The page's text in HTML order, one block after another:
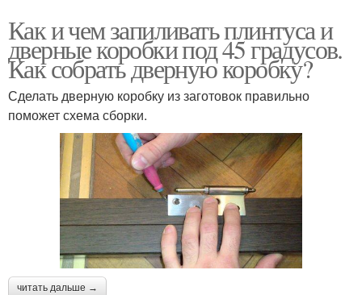
Как и чем запиливать плинтуса и
дверные коробки под 45 градусов.
Как собрать дверную коробку?
Сделать дверную коробку из заготовок правильно
поможет схема сборки.
читать дальше →